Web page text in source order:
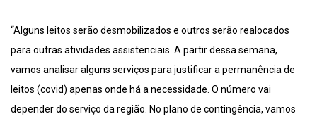
“Alguns leitos serão desmobilizados e outros serão realocados
para outras atividades assistenciais. A partir dessa semana,
vamos analisar alguns serviços para justificar a permanência de
leitos (covid) apenas onde há a necessidade. O número vai
depender do serviço da região. No plano de contingência, vamos